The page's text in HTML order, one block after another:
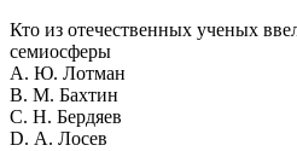
Кто из отечественных ученых
семиосферы
A. Ю. Лотман
B. М. Бахтин
C. Н. Бердяев
D. А. Лосев